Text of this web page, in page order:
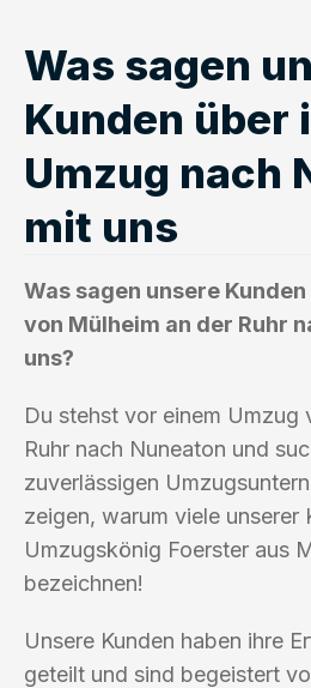
Was sagen
Kunden über
Umzug nach
mit uns
Was sagen unsere
von Mülheim an der Ruhr
uns?
Du stehst vor einem Umzug
Ruhr nach Nuneaton und
zuverlässigen
zeigen, warum viele unserer
Umzugskönig Foerster aus
bezeichnen!
Unsere Kunden haben ihre
geteilt und sind begeistert